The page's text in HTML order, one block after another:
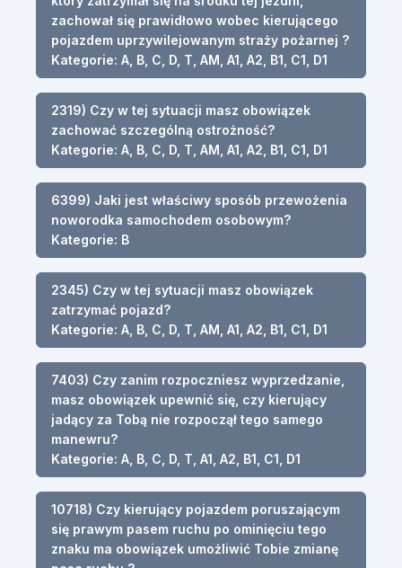
zachował się prawidłowo wobec kierującego
pojazdem uprzywilejowanym straży pożarnej ?
Kategorie: A, B, C, D, T, AM, A1, A2, B1, C1, D1
2319) Czy w tej sytuacji masz obowiązek
zachować szczególną ostrożność?
Kategorie: A, B, C, D, T, AM, A1, A2, B1, C1, D1
6399) Jaki jest właściwy sposób przewożenia
noworodka samochodem osobowym?
Kategorie: B
2345) Czy w tej sytuacji masz obowiązek
zatrzymać pojazd?
Kategorie: A, B, C, D, T, AM, A1, A2, B1, C1, D1
7403) Czy zanim rozpoczniesz wyprzedzanie,
masz obowiązek upewnić się, czy kierujący
jadący za Tobą nie rozpoczął tego samego
manewru?
Kategorie: A, B, C, D, T, A1, A2, B1, C1, D1
10718) Czy kierujący pojazdem poruszającym
się prawym pasem ruchu po ominięciu tego
znaku ma obowiązek umożliwić Tobie zmianę